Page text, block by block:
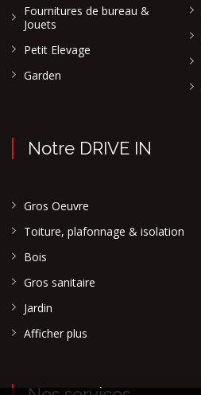
Fournitures de bureau &
Jouets
Petit Elevage
Garden
Notre DRIVE IN
Gros Oeuvre
Toiture, plafonnage & isolation
Bois
Gros sanitaire
Jardin
Afficher plus